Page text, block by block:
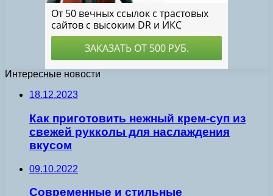
Интересные новости
18.12.2023
Как приготовить нежный крем-суп из
свежей рукколы для наслаждения
вкусом
09.10.2022
Современные и стильные